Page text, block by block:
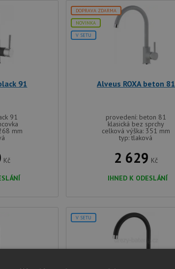
91
91
mm
Kč
DOPRAVA ZDARMA
NOVINKA
V SETU
Alveus ROXA beton 81
provedení: beton 81
klasická bez sprchy
celková výška: 351 mm
typ: tlaková
2 629 Kč
IHNED K ODESLÁNÍ
V SETU